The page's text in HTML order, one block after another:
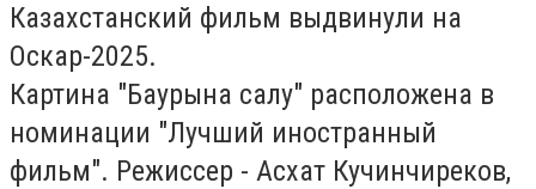
Казахстанский фильм выдвинули на
Оскар-2025.
Картина "Баурына салу" расположена в
номинации "Лучший иностранный
фильм". Режиссер - Асхат Кучинчиреков,